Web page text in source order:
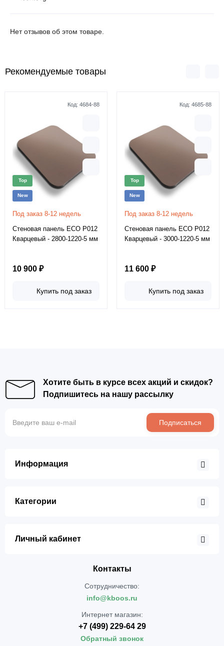
Нет отзывов об этом товаре.
Рекомендуемые товары
Код: 4684-88
Top
New
Под заказ 8-12 недель
Стеновая панель ECO P012
Кварцевый - 2800-1220-5 мм
10 900 ₽
Купить под заказ
Код: 4685-88
Top
New
Под заказ 8-12 недель
Стеновая панель ECO P012
Кварцевый - 3000-1220-5 мм
11 600 ₽
Купить под заказ
Хотите быть в курсе всех акций и скидок?
Подпишитесь на нашу рассылку
Подписаться
Информация
Категории
Личный кабинет
Контакты
Сотрудничество:
info@kboos.ru
Интернет магазин:
+7 (499) 229-64 29
Обратный звонок